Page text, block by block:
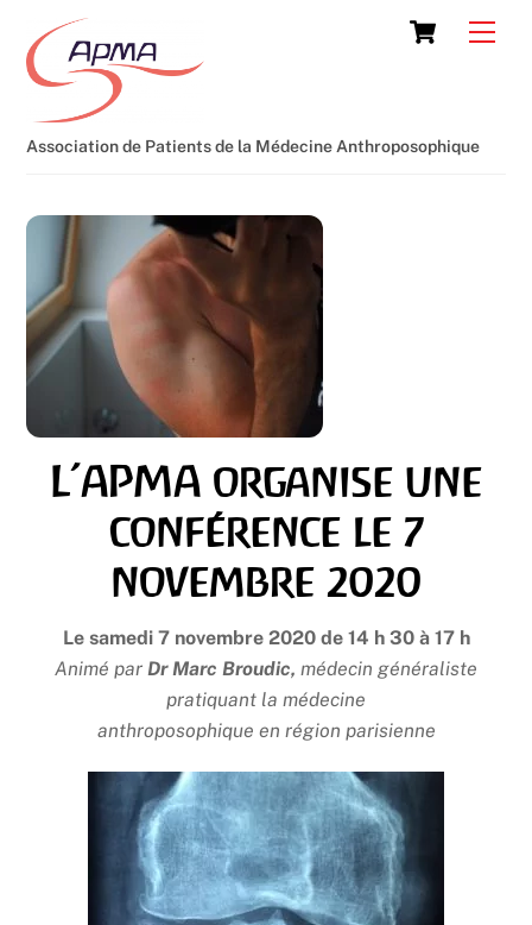
content
Cart
Association de Patients de la Médecine Anthroposophique
L’APMA organise une
conférence le 7
novembre 2020
Le samedi 7 novembre 2020 de 14 h 30 à 17 h
Animé par Dr Marc Broudic, médecin généraliste
pratiquant la médecine
anthroposophique en région parisienne